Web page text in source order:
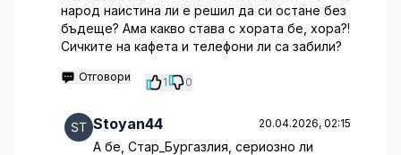
народ наистина ли е решил да си остане без
бъдеще? Ама какво става с хората бе, хора?!
Сичките на кафета и телефони ли са забили?
Отговори 1 0
Stoyan44 20.04.2026, 02:15
А бе, Стар_Бургазлия, сериозно ли